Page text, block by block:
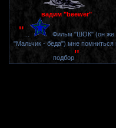
вадим "beewer"
"
Фильм "ШОК" (он же
"Мальчик - беда") мне помниться
подбор"